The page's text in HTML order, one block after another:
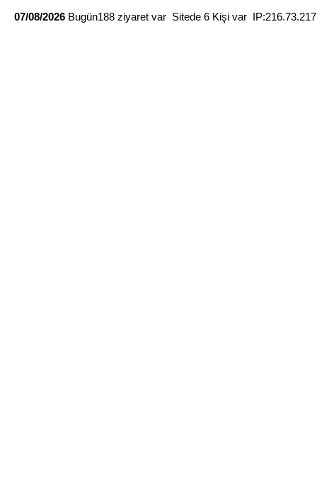
07/08/2026 Bugün188 ziyaret var Sitede 6 Kişi var